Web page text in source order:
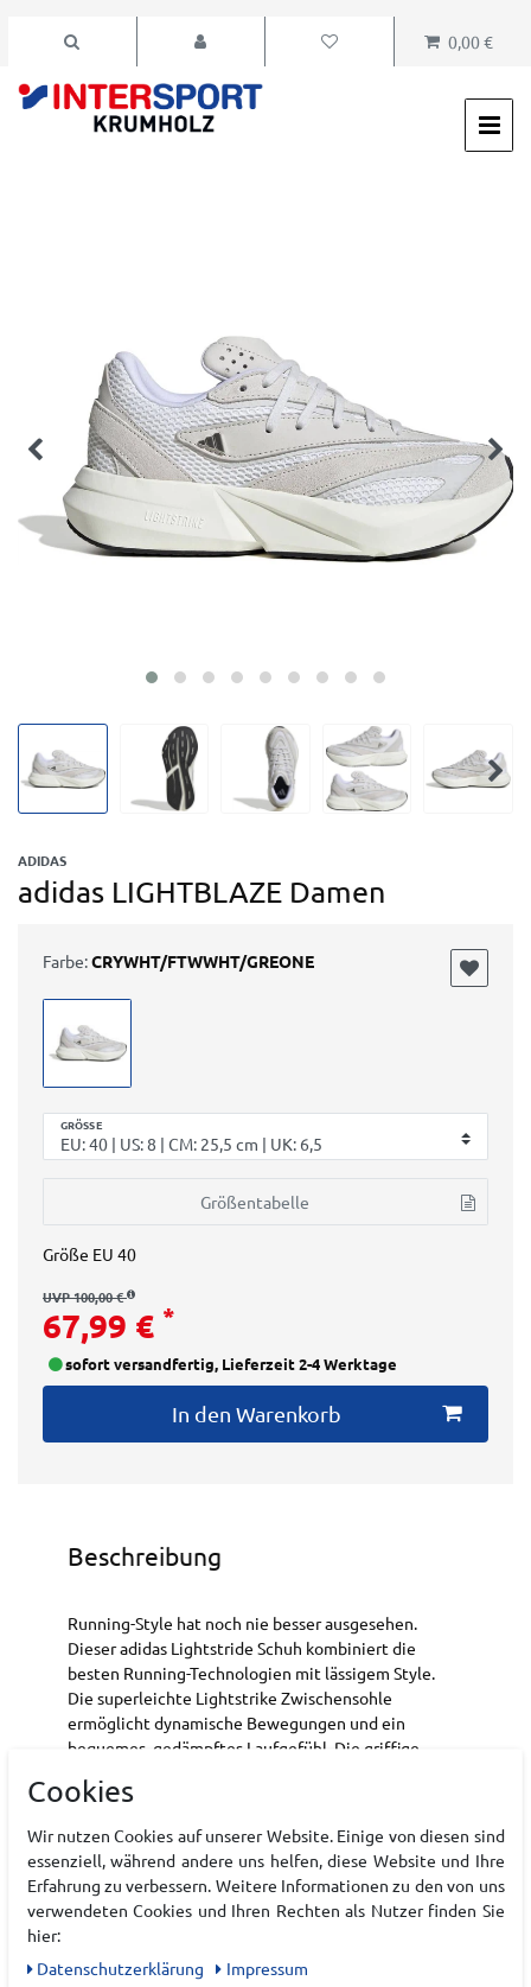
0,00 €
ADIDAS
adidas LIGHTBLAZE Damen
GRÖSSE
Größentabelle
Farbe:CRYWHT/FTWWHT/GREONE
Größe EU 40
UVP 100,00 €
67,99 € *
sofort versandfertig, Lieferzeit 2-4 Werktage
In den Warenkorb
Beschreibung
Running-Style hat noch nie besser ausgesehen.
Dieser adidas Lightstride Schuh kombiniert die
besten Running-Technologien mit lässigem Style.
Die superleichte Lightstrike Zwischensohle
ermöglicht dynamische Bewegungen und ein
bequemes, gedämpftes Laufgefühl. Die griffige
damit du bei allen Bedingungen alles geben und
Reguläre Passform
Schnürsenkel
Obermaterial aus Textil und Synthetik-Mesh
Lightstrike Dämpfung
Cookies
Wir nutzen Cookies auf unserer Website. Einige von diesen sind
essenziell, während andere uns helfen, diese Website und Ihre
Erfahrung zu verbessern. Weitere Informationen zu den von uns
verwendeten Cookies und Ihren Rechten als Nutzer finden Sie
hier:
Daten­schutz­erklärung
Impressum